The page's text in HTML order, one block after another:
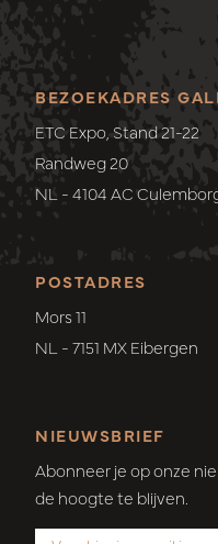
POSTADRES
Mors 11
NL - 7151 MX Eibergen
BEZOEKADRES
ETC Expo, Stand 21-22
Randweg 20
NL - 4104 AC
NIEUWSBRIEF
Abonneer je op onze
de hoogte te blijven.